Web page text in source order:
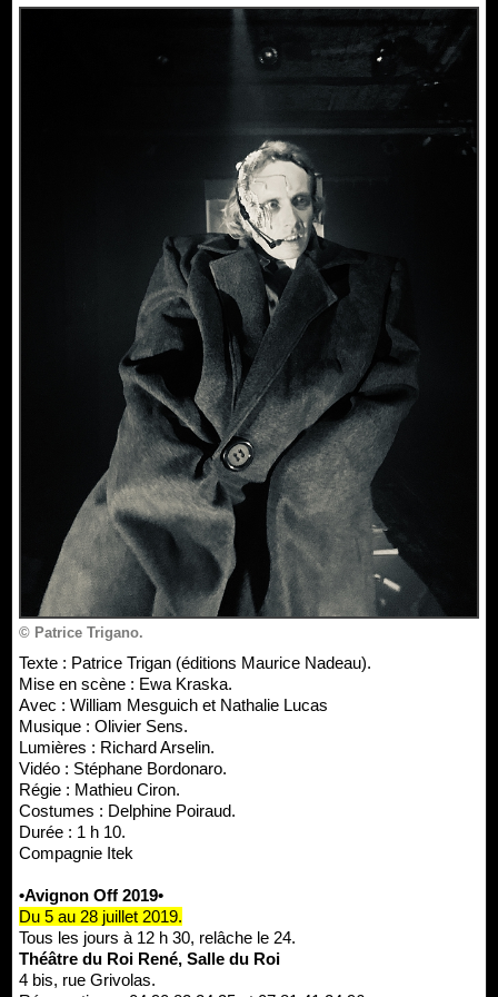
© Patrice Trigano.
Texte : Patrice Trigan (éditions Maurice Nadeau).
Mise en scène : Ewa Kraska.
Avec : William Mesguich et Nathalie Lucas
Musique : Olivier Sens.
Lumières : Richard Arselin.
Vidéo : Stéphane Bordonaro.
Régie : Mathieu Ciron.
Costumes : Delphine Poiraud.
Durée : 1 h 10.
Compagnie Itek
•Avignon Off 2019•
Du 5 au 28 juillet 2019.
Tous les jours à 12 h 30, relâche le 24.
Théâtre du Roi René, Salle du Roi
4 bis, rue Grivolas.